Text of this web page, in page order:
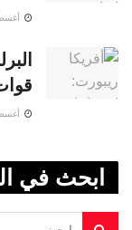
أغسطس
أغسطس
ابحث في